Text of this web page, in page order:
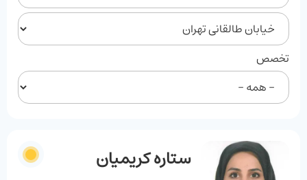
تخصص
ستاره کریمیان